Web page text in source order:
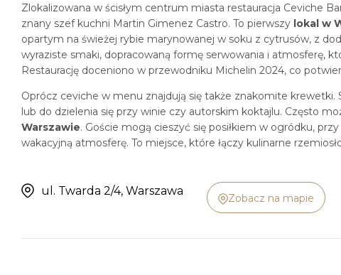
Zlokalizowana w ścisłym centrum miasta restauracja Ceviche
znany szef kuchni Martin Gimenez Castro. To pierwszy lokal w
opartym na świeżej rybie marynowanej w soku z cytrusów, z
wyraziste smaki, dopracowaną formę serwowania i atmosferę,
Restaurację doceniono w przewodniku Michelin 2024, co
Oprócz ceviche w menu znajdują się także znakomite krewetki.
lub do dzielenia się przy winie czy autorskim koktajlu. Często
Warszawie. Goście mogą cieszyć się posiłkiem w ogródku,
wakacyjną atmosferę. To miejsce, które łączy kulinarne
ul. Twarda 2/4, Warszawa
Zobacz na mapie